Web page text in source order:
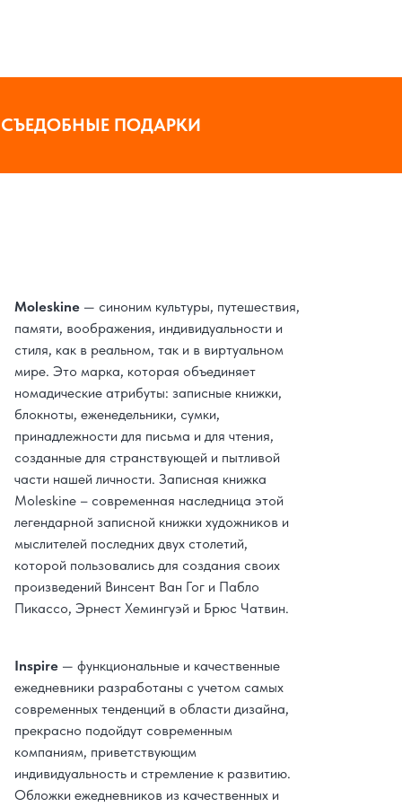
СЪЕДОБНЫЕ ПОДАРКИ
Moleskine — синоним культуры, путешествия,
памяти, воображения, индивидуальности и
стиля, как в реальном, так и в виртуальном
мире. Это марка, которая объединяет
номадические атрибуты: записные книжки,
блокноты, еженедельники, сумки,
принадлежности для письма и для чтения,
созданные для странствующей и пытливой
части нашей личности. Записная книжка
Moleskine – современная наследница этой
легендарной записной книжки художников и
мыслителей последних двух столетий,
которой пользовались для создания своих
произведений Винсент Ван Гог и Пабло
Пикассо, Эрнест Хемингуэй и Брюс Чатвин.
Inspire — функциональные и качественные
ежедневники разработаны с учетом самых
современных тенденций в области дизайна,
прекрасно подойдут современным
компаниям, приветствующим
индивидуальность и стремление к развитию.
Обложки ежедневников из качественных и